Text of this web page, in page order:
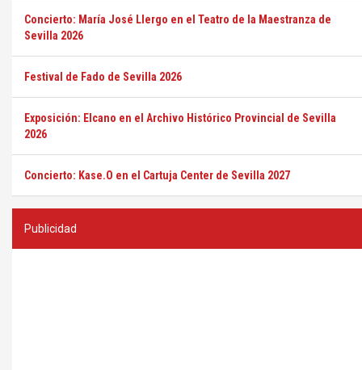
Concierto: María José Llergo en el Teatro de la Maestranza de
Sevilla 2026
Festival de Fado de Sevilla 2026
Exposición: Elcano en el Archivo Histórico Provincial de Sevilla
2026
Concierto: Kase.O en el Cartuja Center de Sevilla 2027
Publicidad